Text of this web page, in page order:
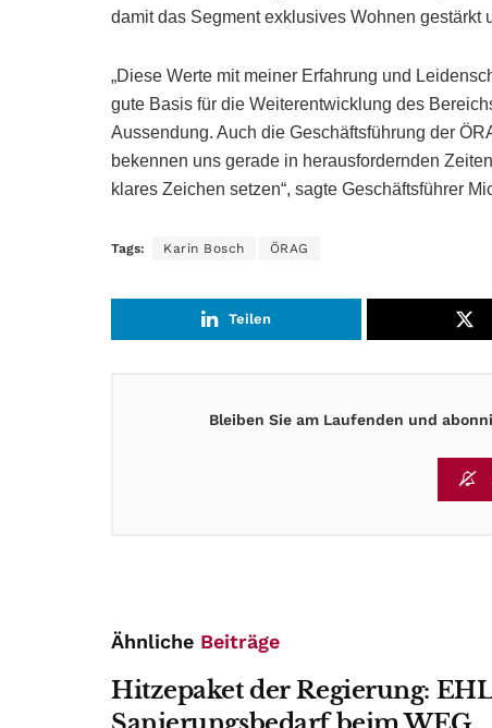
damit das Segment exklusives Wohnen
„Diese Werte mit meiner Erfahrung und
gute Basis für die Weiterentwicklung des
Aussendung. Auch die Geschäftsführung der
bekennen uns gerade in herausfordernden
klares Zeichen setzen“, sagte Geschäftsführer
Tags: Karin Bosch ÖRAG
Teilen
Bleiben Sie am Laufenden und
Ähnliche Beiträge
Hitzepaket der Regierung: